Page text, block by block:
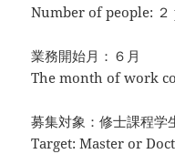
Number of people: ２
業務開始月：６月
The month of work
募集対象：修士課程学
Target: Master or